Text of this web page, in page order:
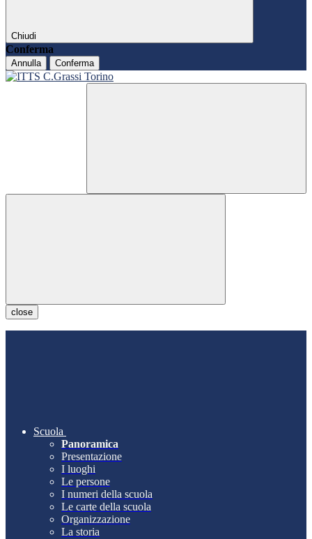
Chiudi
Conferma
Annulla Conferma
close
Scuola
Panoramica
Presentazione
I luoghi
Le persone
I numeri della scuola
Le carte della scuola
Organizzazione
La storia